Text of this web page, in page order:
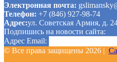
Электронная почта:
Телефон: +7 (846) 927-98-74
Адрес:ул. Советская Армия, д.
Подпишись на новости сайта:
Адрес Email:
© Все права защищены 2026 |